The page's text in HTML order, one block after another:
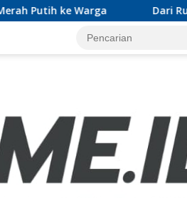
Dari Ruang Rektor ke